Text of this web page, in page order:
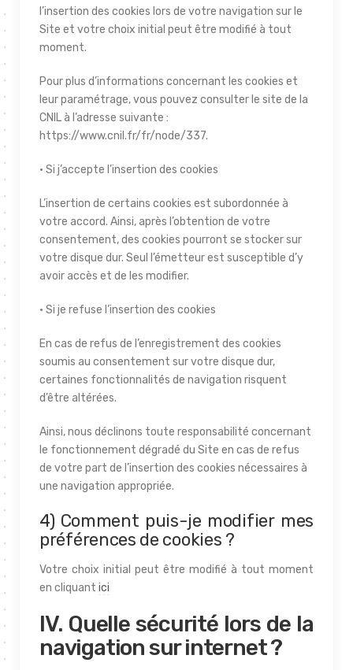
l’insertion des cookies lors de votre navigation sur le
Site et votre choix initial peut être modifié à tout
moment.
Pour plus d’informations concernant les cookies et
leur paramétrage, vous pouvez consulter le site de la
CNIL à l’adresse suivante :
https://www.cnil.fr/fr/node/337.
• Si j’accepte l’insertion des cookies
L’insertion de certains cookies est subordonnée à
votre accord. Ainsi, après l’obtention de votre
consentement, des cookies pourront se stocker sur
votre disque dur. Seul l’émetteur est susceptible d’y
avoir accès et de les modifier.
• Si je refuse l’insertion des cookies
En cas de refus de l’enregistrement des cookies
soumis au consentement sur votre disque dur,
certaines fonctionnalités de navigation risquent
d’être altérées.
Ainsi, nous déclinons toute responsabilité concernant
le fonctionnement dégradé du Site en cas de refus
de votre part de l’insertion des cookies nécessaires à
une navigation appropriée.
4) Comment puis-je modifier mes
préférences de cookies ?
Votre choix initial peut être modifié à tout moment
en cliquant ici
IV. Quelle sécurité lors de la
navigation sur internet ?